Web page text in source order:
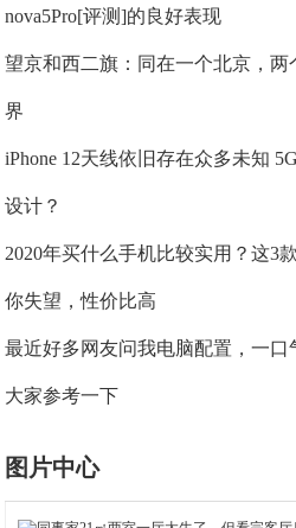
nova5Pro[评测]的良好表现
望京和西二旗：同在一个北京，两
界
iPhone 12天线依旧存在众多未知
设计？
2020年买什么手机比较实用？这3
你失望，性价比高
最近好多网友问我电脑配置，一口
大家参考一下
图片中心